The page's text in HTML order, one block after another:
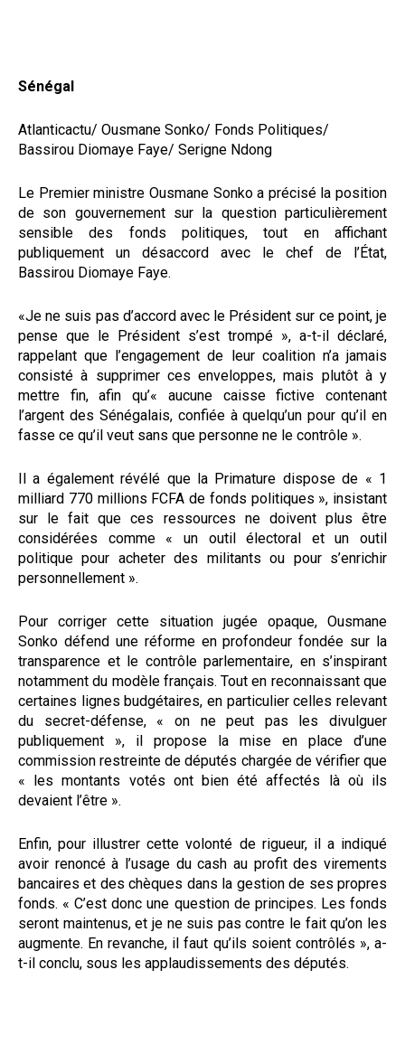
Sénégal
Atlanticactu/ Ousmane Sonko/ Fonds Politiques/
Bassirou Diomaye Faye/ Serigne Ndong
Le Premier ministre Ousmane Sonko a précisé la position
de son gouvernement sur la question particulièrement
sensible des fonds politiques, tout en affichant
publiquement un désaccord avec le chef de l’État,
Bassirou Diomaye Faye.
«Je ne suis pas d’accord avec le Président sur ce point, je
pense que le Président s’est trompé », a-t-il déclaré,
rappelant que l’engagement de leur coalition n’a jamais
consisté à supprimer ces enveloppes, mais plutôt à y
mettre fin, afin qu’« aucune caisse fictive contenant
l’argent des Sénégalais, confiée à quelqu’un pour qu’il en
fasse ce qu’il veut sans que personne ne le contrôle ».
Il a également révélé que la Primature dispose de « 1
milliard 770 millions FCFA de fonds politiques », insistant
sur le fait que ces ressources ne doivent plus être
considérées comme « un outil électoral et un outil
politique pour acheter des militants ou pour s’enrichir
personnellement ».
Pour corriger cette situation jugée opaque, Ousmane
Sonko défend une réforme en profondeur fondée sur la
transparence et le contrôle parlementaire, en s’inspirant
notamment du modèle français. Tout en reconnaissant que
certaines lignes budgétaires, en particulier celles relevant
du secret-défense, « on ne peut pas les divulguer
publiquement », il propose la mise en place d’une
commission restreinte de députés chargée de vérifier que
« les montants votés ont bien été affectés là où ils
devaient l’être ».
Enfin, pour illustrer cette volonté de rigueur, il a indiqué
avoir renoncé à l’usage du cash au profit des virements
bancaires et des chèques dans la gestion de ses propres
fonds. « C’est donc une question de principes. Les fonds
seront maintenus, et je ne suis pas contre le fait qu’on les
augmente. En revanche, il faut qu’ils soient contrôlés », a-
t-il conclu, sous les applaudissements des députés.